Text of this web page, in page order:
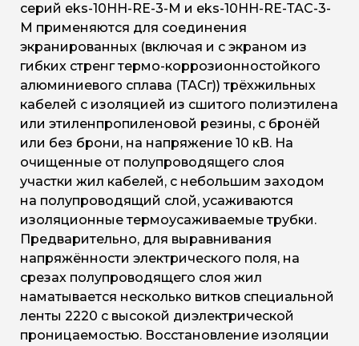
серий eks-10HH-RE-3-M и eks-10HH-RE-ТАС-3-
M применяются для соединения
экранированных (включая и с экраном из
гибких стренг термо-коррозионностойкого
алюминиевого сплава (ТАСг)) трёхжильных
кабелей с изоляцией из сшитого полиэтилена
или этиленпропиленовой резины, с бронёй
или без брони, на напряжение 10 кВ. На
очищенные от полупроводящего слоя
участки жил кабелей, с небольшим заходом
на полупроводящий слой, усаживаются
изоляционные термоусаживаемые трубки.
Предварительно, для выравнивания
напряжённости электрического поля, на
срезах полупроводящего слоя жил
наматывается несколько витков специальной
ленты 2220 с высокой диэлектрической
проницаемостью. Восстановление изоляции